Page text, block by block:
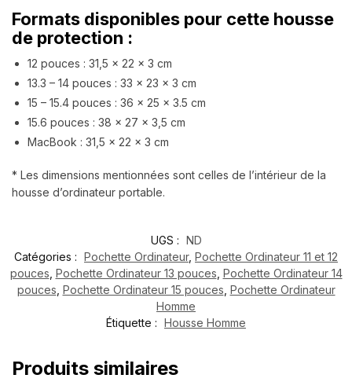
Formats disponibles pour cette housse
de protection :
12 pouces : 31,5 x 22 x 3 cm
13.3 – 14 pouces : 33 x 23 x 3 cm
15 – 15.4 pouces : 36 x 25 x 3.5 cm
15.6 pouces : 38 x 27 x 3,5 cm
MacBook : 31,5 x 22 x 3 cm
* Les dimensions mentionnées sont celles de l’intérieur de la
housse d’ordinateur portable.
UGS : ND
Catégories : Pochette Ordinateur, Pochette Ordinateur 11 et 12
pouces Pochette Ordinateur 13 pouces Pochette Ordinateur 14
pouces Pochette Ordinateur 15 pouces Pochette Ordinateur
Homme
Étiquette : Housse Homme
Produits similaires